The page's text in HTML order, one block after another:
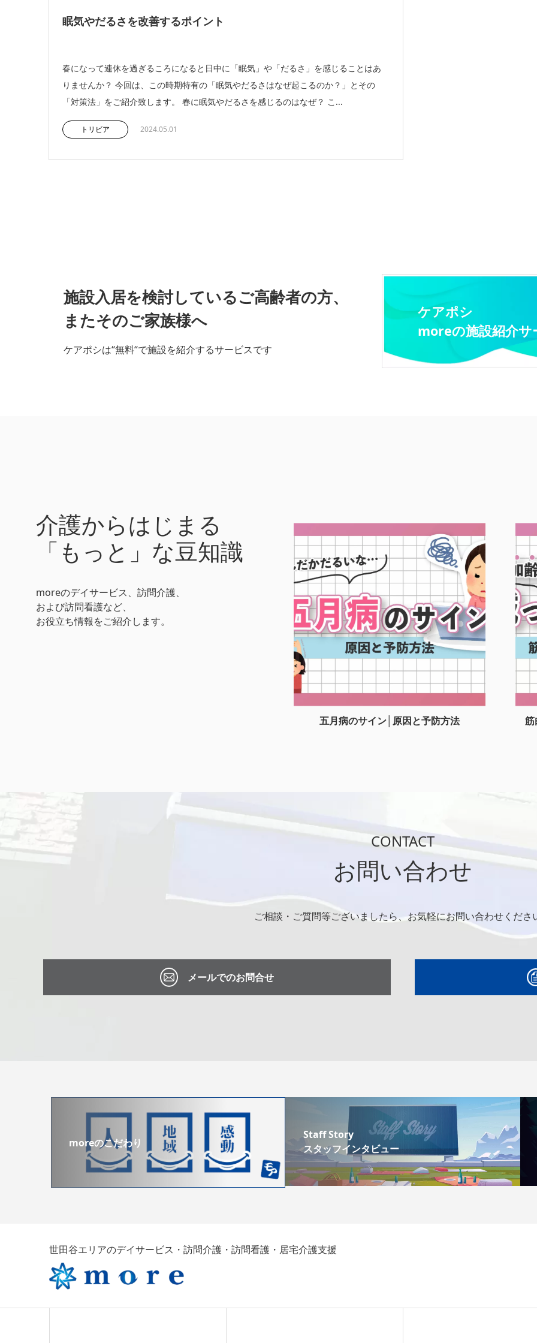
眠気やだるさを改善するポイント
春になって連休を過ぎるころになると日中に「眠気」や「だるさ」を感じることはあ
りませんか？ 今回は、この時期特有の「眠気やだるさはなぜ起こるのか？」とその
「対策法」をご紹介致します。 春に眠気やだるさを感じるのはなぜ？ こ...
トリビア 2024.05.01
施設入居を検討しているご高齢者の方、
またそのご家族様へ
ケアポシは“無料“で施設を紹介するサービスです
ケアポシ
moreの施設紹介サ
介護からはじまる
「もっと」な豆知識
moreのデイサービス、訪問介護、
および訪問看護など、
お役立ち情報をご紹介します。
五月病のサイン│原因と予防方法 筋
CONTACT
お問い合わせ
ご相談・ご質問等ございましたら、お気軽にお問い合わせくださ
メールでのお問合せ
moreのこだわり
Staff Story
スタッフインタビュー
世田谷エリアのデイサービス・訪問介護・訪問看護・居宅介護支援